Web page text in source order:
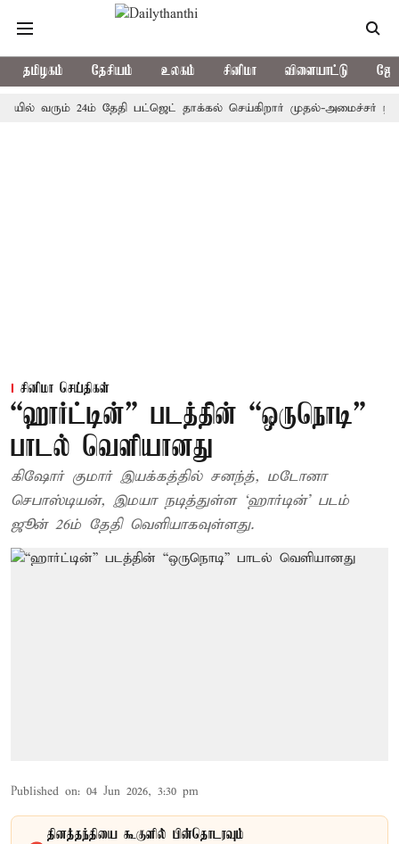
தமிழகம் தேசியம் உலகம் சினிமா விளையாட்டு
வரும் 24ம் தேதி பட்ஜெட் தாக்கல் செய்கிறார் முதல்-அமைச்சர்
சினிமா செய்திகள்
“ஹார்ட்டின்” படத்தின் “ஒருநொடி”
பாடல் வெளியானது
கிஷோர் குமார் இயக்கத்தில் சனந்த், மடோனா
செபாஸ்டியன், இமயா நடித்துள்ள ‘ஹார்டின்’ படம்
ஜூன் 26ம் தேதி வெளியாகவுள்ளது.
Published on: 04 Jun 2026, 3:30 pm
தினத்தந்தியை கூகுளில் பின்தொடரவும்